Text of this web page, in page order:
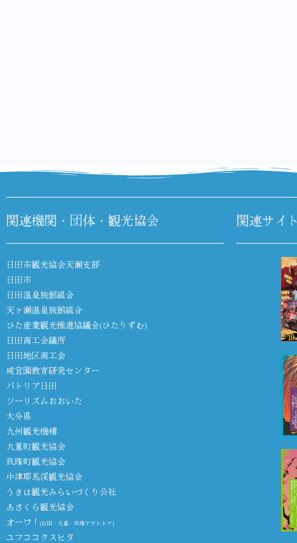
関連機関・団体・観光協会
日田市観光協会天瀬支部
日田市
日田温泉旅館組合
天ヶ瀬温泉旅館組合
ひた産業観光推進協議会(ひたりずむ)
日田商工会議所
日田地区商工会
咸宜園教育研究センター
パトリア日田
ツーリズムおおいた
大分県
九州観光機構
九重町観光協会
玖珠町観光協会
中津耶馬渓観光協会
うきは観光みらいづくり公社
あさくら観光協会
オーワ！ (日田・九重・玖珠アウトドア)
ユフココクスヒタ
関連サイト